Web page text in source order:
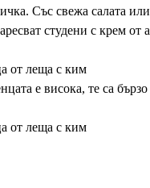
Със свежа салата
студени с крем от
е висока, те са